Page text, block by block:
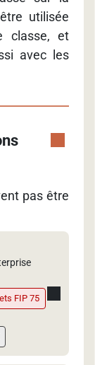
utilisée
classe, et
avec les
pas être
FIP 75